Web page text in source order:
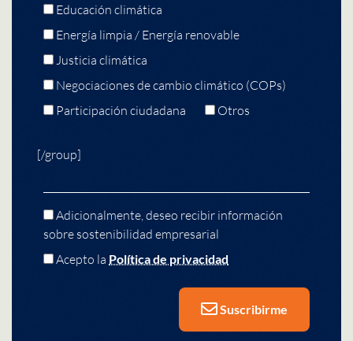
Educación climática
Energía limpia / Energía renovable
Justicia climática
Negociaciones de cambio climático (COPs)
Participación ciudadana
Otros
[/group]
Adicionalmente, deseo recibir información
sobre sostenibilidad empresarial
Acepto la Política de privacidad
Suscribirme